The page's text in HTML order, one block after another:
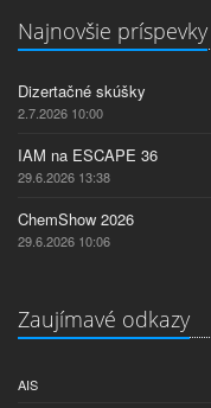
Najnovšie príspevky
Dizertačné skúšky
2.7.2026 10:00
IAM na ESCAPE 36
29.6.2026 13:38
ChemShow 2026
29.6.2026 10:06
Zaujímavé odkazy
AIS